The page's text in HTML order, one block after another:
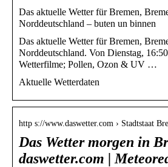
Das aktuelle Wetter für Bremen,
Norddeutschland – buten un binnen
Das aktuelle Wetter für Bremen,
Norddeutschland. Von Dienstag,
Wetterfilme; Pollen, Ozon & UV …
Aktuelle Wetterdaten
http s://www.daswetter.com › Stadtstaat
Das Wetter morgen in
daswetter.com |